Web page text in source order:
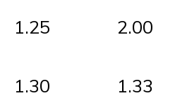
1.25 2.00
1.30
1.33